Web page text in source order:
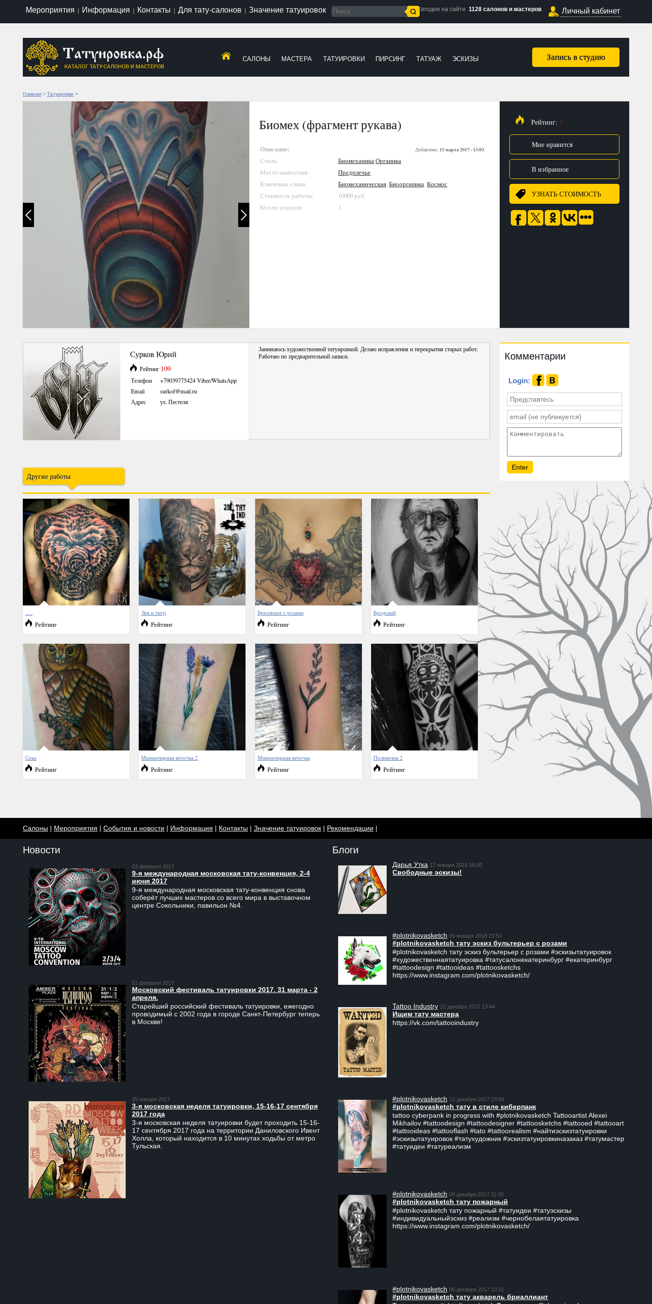
Мероприятия Информация Контакты Для тату-салонов Значение татуировок Сегодня на сайте 1128 салонов и мастеров Личный кабинет
Запись в студию
САЛОНЫ МАСТЕРА ТАТУИРОВКИ ПИРСИНГ ТАТУАЖ ЭСКИЗЫ
Главная > Татуировки >
Биомех (фрагмент рукава)
Описание: Добавлено: 15 марта 2017 - 13:03
Стиль: Биомеханика,Органика
Место нанесения
Предплечье
Ключевые слова:
Биомеханическая,Биоорганика,Космос
Стоимость работы:
10000 руб.
Кол-во сеансов:
1
Рейтинг: 1
Мне нравится
В избранное
УЗНАТЬ СТОИМОСТЬ
Сурков Юрий
Рейтинг 109
Телефон
+79039775424 Viber/WhatsApp
Email
surkof@mail.ru
Адрес
ул. Пестеля
Занимаюсь художественной татуировкой. Делаю исправления и перекрытия старых работ.
Работаю по предварительной записи.
Другие работы
Рейтинг
Лев и тигр
Рейтинг
Бриллиант с розами
Рейтинг
Бродский
Рейтинг
Сова
Рейтинг
Миниатюрная веточка 2
Рейтинг
Миниатюрная веточка
Рейтинг
Полинезия 2
Рейтинг
Комментарии
Login:
Салоны | Мероприятия | События и новости | Информация | Контакты | Значение татуировок | Рекомендации |
Новости
03 февраля 2017
9-я международная московская тату-конвенция, 2-4
июня 2017
9-я международная московская тату-конвенция снова
соберёт лучших мастеров со всего мира в выставочном
центре Сокольники, павильон №4.
01 февраля 2017
Московский фестиваль татуировки 2017. 31 марта - 2
апреля.
Старейший российский фестиваль татуировки, ежегодно
проводимый с 2002 года в городе Санкт-Петербург теперь
в Москве!
25 января 2017
3-я московская неделя татуировки, 15-16-17 сентября
2017 года
3-я московская неделя татуировки будет проходить 15-16-
17 сентября 2017 года на территории Даниловского Ивент
Холла, который находится в 10 минутах ходьбы от метро
Тульская.
Блоги
Дарья Утка 17 января 2018 15:00
Свободные эскизы!
#plotnikovasketch 09 января 2018 23:53
#plotnikovasketch тату эскиз бультерьер с розами
#plotnikovasketch тату эскиз бультерьер с розами #эскизытатуировок
#художественнаятатуировка #татусалонекатеринбург #екатеринбург
#tattoodesign #tattooideas #tattoosketchs
https://www.instagram.com/plotnikovasketch/
Tattoo Industry 22 декабря 2017 13:44
Ищим тату мастера
https://vk.com/tattooindustry
#plotnikovasketch 13 декабря 2017 23:54
#plotnikovasketch тату в стиле киберпанк
tattoo cyberpank in progress with #plotnikovasketch Tattooartist Alexei
Mikhailov #tattoodesign #tattoodesigner #tattoosketchs #tattooed #tattooart
#tattooideas #tattooflash #tato #tattoorealism #найтиэскизтатуировки
#эскизытатуировок #татухудожник #эскизтатуировкиназаказ #татумастер
#татуидеи #татуреализм
#plotnikovasketch 09 декабря 2017 11:33
#plotnikovasketch тату пожарный
#plotnikovasketch тату пожарный #татуидеи #татуэскизы
#индивидуальныйэскиз #реализм #чернобелаятатуировка
https://www.instagram.com/plotnikovasketch/
#plotnikovasketch 06 декабря 2017 10:51
#plotnikovasketch тату акварель бриаллиант